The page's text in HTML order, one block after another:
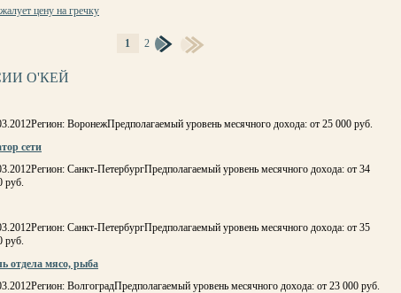
цену на гречку
1 2
О'КЕЙ
ВоронежПредполагаемый уровень месячного дохода: от 25 000 руб.
сети
Санкт-ПетербургПредполагаемый уровень месячного дохода: от 34
руб.
Санкт-ПетербургПредполагаемый уровень месячного дохода: от 35
руб.
отдела мясо, рыба
ВолгоградПредполагаемый уровень месячного дохода: от 23 000 руб.